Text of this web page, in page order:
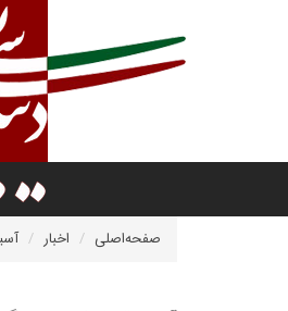
صفحه‌اصلی اخبار